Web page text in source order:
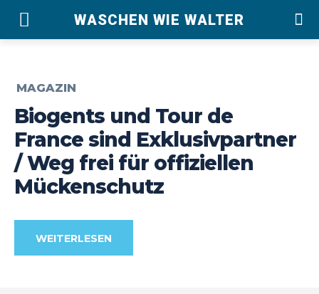
WASCHEN WIE WALTER
MAGAZIN
Biogents und Tour de
France sind Exklusivpartner
/ Weg frei für offiziellen
Mückenschutz
WEITERLESEN